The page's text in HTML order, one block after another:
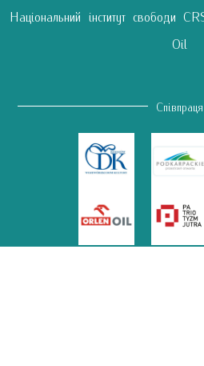
Національний інститут свободи
Oil
Співпраця